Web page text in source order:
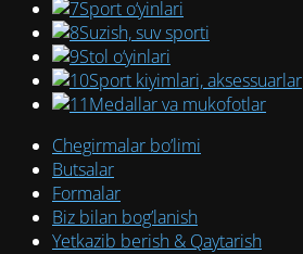
Sport o‘yinlari
Suzish, suv sporti
Stol o‘yinlari
Sport kiyimlari, aksessuarlar
Medallar va mukofotlar
Chegirmalar bo’limi
Butsalar
Formalar
Biz bilan bog’lanish
Yetkazib berish & Qaytarish